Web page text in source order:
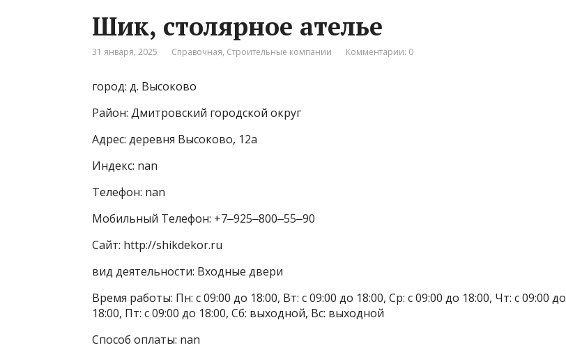
Шик, столярное ателье
31 января, 2025 Справочная, Строительные компании Комментарии: 0
город: д. Высоково
Район: Дмитровский городской округ
Адрес: деревня Высоково, 12а
Индекс: nan
Телефон: nan
Мобильный Телефон: +7‒925‒800‒55‒90
Сайт: http://shikdekor.ru
вид деятельности: Входные двери
Время работы: Пн: с 09:00 до 18:00, Вт: с 09:00 до 18:00, Ср: с 09:00 до 18:00, Чт: с 09:00 до
18:00, Пт: с 09:00 до 18:00, Сб: выходной, Вс: выходной
Способ оплаты: nan